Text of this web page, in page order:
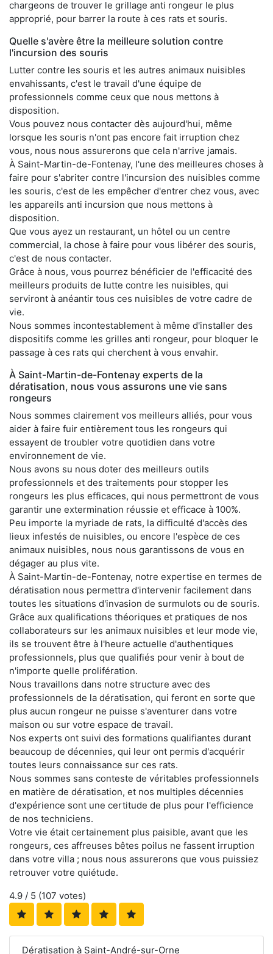
chargeons de trouver le grillage anti rongeur le plus
approprié, pour barrer la route à ces rats et souris.
Quelle s'avère être la meilleure solution contre
l'incursion des souris
Lutter contre les souris et les autres animaux nuisibles
envahissants, c'est le travail d'une équipe de
professionnels comme ceux que nous mettons à
disposition.
Vous pouvez nous contacter dès aujourd'hui, même
lorsque les souris n'ont pas encore fait irruption chez
vous, nous nous assurerons que cela n'arrive jamais.
À Saint-Martin-de-Fontenay, l'une des meilleures choses à
faire pour s'abriter contre l'incursion des nuisibles comme
les souris, c'est de les empêcher d'entrer chez vous, avec
les appareils anti incursion que nous mettons à
disposition.
Que vous ayez un restaurant, un hôtel ou un centre
commercial, la chose à faire pour vous libérer des souris,
c'est de nous contacter.
Grâce à nous, vous pourrez bénéficier de l'efficacité des
meilleurs produits de lutte contre les nuisibles, qui
serviront à anéantir tous ces nuisibles de votre cadre de
vie.
Nous sommes incontestablement à même d'installer des
dispositifs comme les grilles anti rongeur, pour bloquer le
passage à ces rats qui cherchent à vous envahir.
À Saint-Martin-de-Fontenay experts de la
dératisation, nous vous assurons une vie sans
rongeurs
Nous sommes clairement vos meilleurs alliés, pour vous
aider à faire fuir entièrement tous les rongeurs qui
essayent de troubler votre quotidien dans votre
environnement de vie.
Nous avons su nous doter des meilleurs outils
professionnels et des traitements pour stopper les
rongeurs les plus efficaces, qui nous permettront de vous
garantir une extermination réussie et efficace à 100%.
Peu importe la myriade de rats, la difficulté d'accès des
lieux infestés de nuisibles, ou encore l'espèce de ces
animaux nuisibles, nous nous garantissons de vous en
dégager au plus vite.
À Saint-Martin-de-Fontenay, notre expertise en termes de
dératisation nous permettra d'intervenir facilement dans
toutes les situations d'invasion de surmulots ou de souris.
Grâce aux qualifications théoriques et pratiques de nos
collaborateurs sur les animaux nuisibles et leur mode vie,
ils se trouvent être à l'heure actuelle d'authentiques
professionnels, plus que qualifiés pour venir à bout de
n'importe quelle prolifération.
Nous travaillons dans notre structure avec des
professionnels de la dératisation, qui feront en sorte que
plus aucun rongeur ne puisse s'aventurer dans votre
maison ou sur votre espace de travail.
Nos experts ont suivi des formations qualifiantes durant
beaucoup de décennies, qui leur ont permis d'acquérir
toutes leurs connaissance sur ces rats.
Nous sommes sans conteste de véritables professionnels
en matière de dératisation, et nos multiples décennies
d'expérience sont une certitude de plus pour l'efficience
de nos techniciens.
Votre vie était certainement plus paisible, avant que les
rongeurs, ces affreuses bêtes poilus ne fassent irruption
dans votre villa ; nous nous assurerons que vous puissiez
retrouver votre quiétude.
4.9 / 5 (107 votes)
Dératisation à Saint-André-sur-Orne